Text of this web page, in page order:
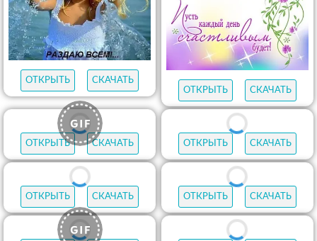
ОТКРЫТЬ
СКАЧАТЬ
ОТКРЫТЬ
СКАЧАТЬ
ОТКРЫТЬ СКАЧАТЬ